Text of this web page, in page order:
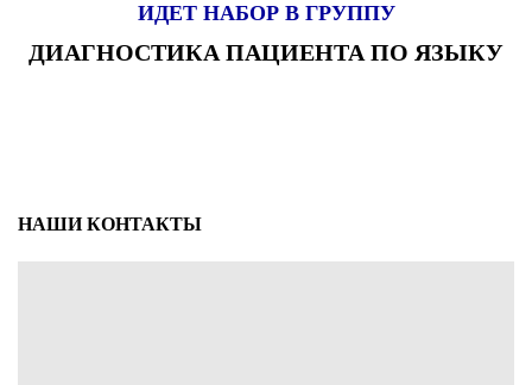
ИДЕТ НАБОР В ГРУППУ
ДИАГНОСТИКА ПАЦИЕНТА ПО ЯЗЫКУ
НАШИ КОНТАКТЫ